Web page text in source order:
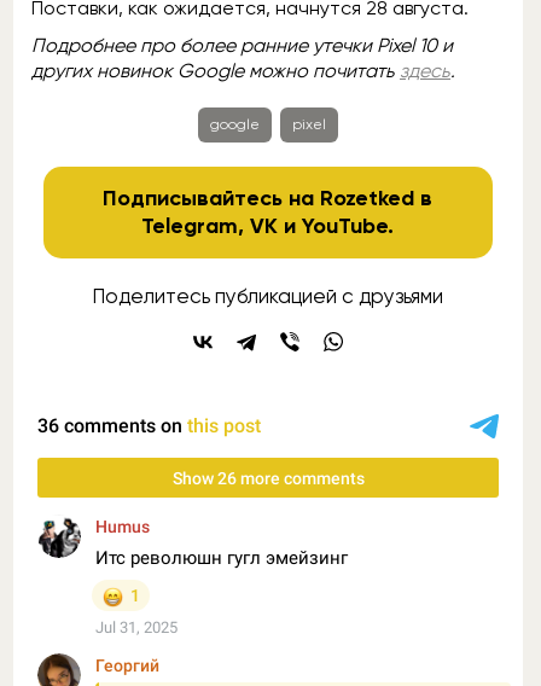
Поставки, как ожидается, начнутся 28 августа.
Подробнее про более ранние утечки Pixel 10 и
других новинок Google можно почитать здесь.
google pixel
Подписывайтесь на Rozetked в
Telegram,VK иYouTube.
Поделитесь публикацией с друзьями